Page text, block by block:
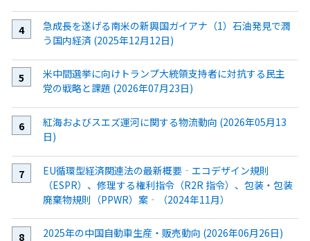
急成長を遂げる南米の新興国ガイアナ（1）石油発見で潤
う国内経済 (2025年12月12日)
米中間選挙に向けトランプ大統領支持者に対抗する民主
党の戦略と課題 (2026年07月23日)
紅海およびスエズ運河に関する物流動向 (2026年05月13
日)
EU循環型経済関連法の最新概要‐エコデザイン規則
（ESPR）、修理する権利指令（R2R 指令）、包装・包装
廃棄物規則（PPWR）案‐（2024年11月）
2025年の中国自動車生産・販売動向 (2026年06月26日)